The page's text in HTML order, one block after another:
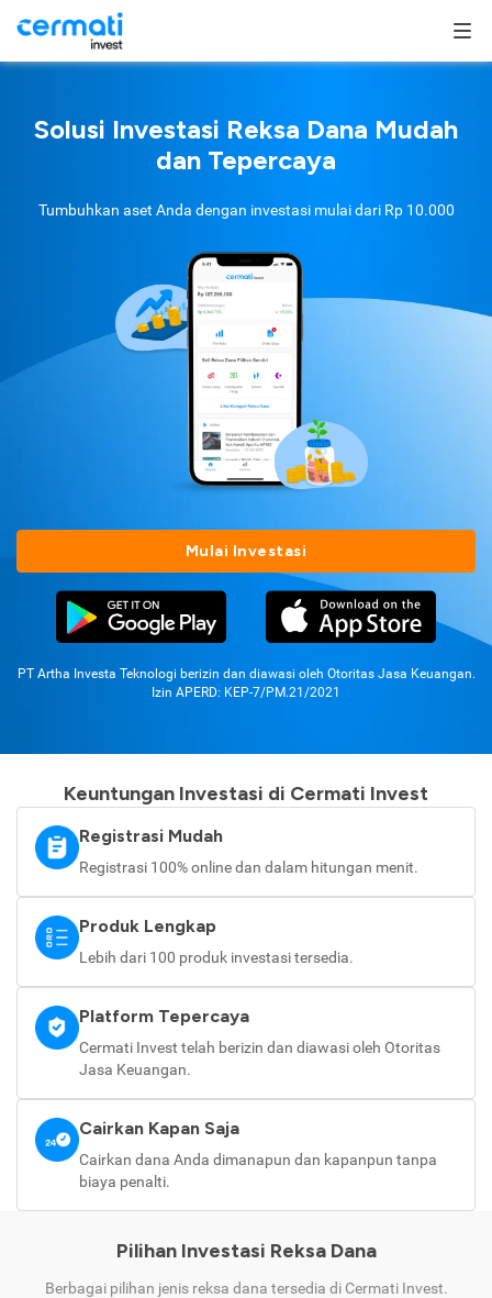
Solusi Investasi Reksa Dana Mudah
dan Tepercaya
Tumbuhkan aset Anda dengan investasi mulai dari Rp 10.000
Mulai Investasi
PT Artha Investa Teknologi berizin dan diawasi oleh Otoritas Jasa Keuangan.
Izin APERD: KEP-7/PM.21/2021
Keuntungan Investasi di Cermati Invest
Registrasi Mudah
Registrasi 100% online dan dalam hitungan menit.
Produk Lengkap
Lebih dari 100 produk investasi tersedia.
Platform Tepercaya
Cermati Invest telah berizin dan diawasi oleh Otoritas
Jasa Keuangan.
Cairkan Kapan Saja
Cairkan dana Anda dimanapun dan kapanpun tanpa
biaya penalti.
Pilihan Investasi Reksa Dana
Berbagai pilihan jenis reksa dana tersedia di Cermati Invest.